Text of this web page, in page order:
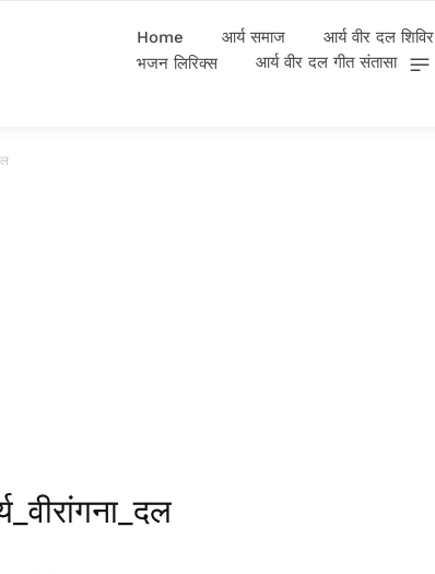
Home आर्य समाज आर्य वीर दल शिविर
भजन लिरिक्स
आर्य वीर दल गीत संतासा